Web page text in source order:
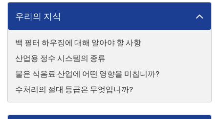
우리의 지식
백 필터 하우징에 대해 알아야 할 사항
산업용 정수 시스템의 종류
물은 식음료 산업에 어떤 영향을 미칩니까?
수처리의 절대 등급은 무엇입니까?